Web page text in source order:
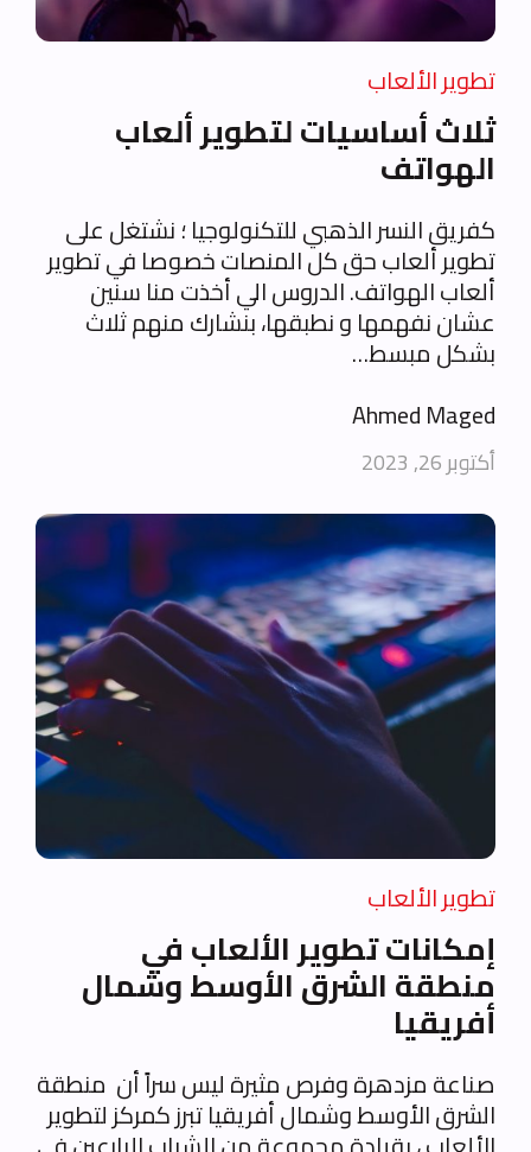
تطوير الألعاب
ثلاث أساسيات لتطوير ألعاب
الهواتف
كفريق النسر الذهبي للتكنولوجيا ؛ نشتغل على
تطوير ألعاب حق كل المنصات خصوصا في تطوير
ألعاب الهواتف. الدروس الي أخذت منا سنين
عشان نفهمها و نطبقها، بنشارك منهم ثلاث
بشكل مبسط…
Ahmed Maged
أكتوبر 26, 2023
تطوير الألعاب
إمكانات تطوير الألعاب في
منطقة الشرق الأوسط وشمال
أفريقيا
صناعة مزدهرة وفرص مثيرة ليس سراً أن منطقة
الشرق الأوسط وشمال أفريقيا تبرز كمركز لتطوير